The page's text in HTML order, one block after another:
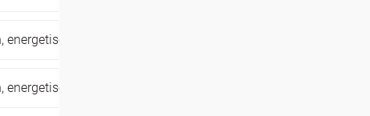
energetische heling,
energetische heling,